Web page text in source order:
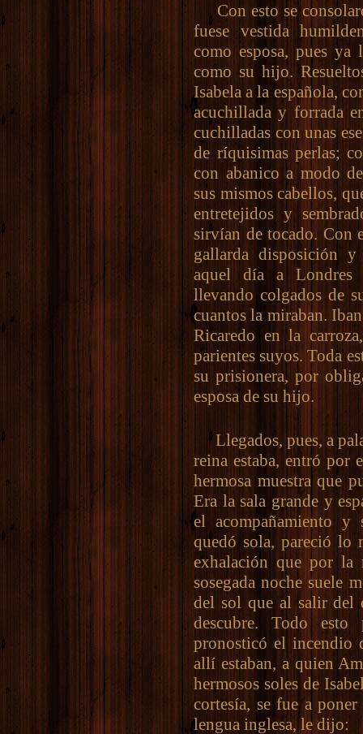
Con esto se
fuese vestida
como esposa, pues
como su hijo.
Isabela a la española,
acuchillada y forrada
cuchilladas con unas
de ríquisimas perlas;
con abanico a modo
sus mismos cabellos,
entretejidos y
sirvían de tocado. Con
gallarda disposición y
aquel día a Londres
llevando colgados de
cuantos la miraban.
Ricaredo en la
parientes suyos. Toda
su prisionera, por
esposa de su hijo.
Llegados, pues, a
reina estaba, entró por
hermosa muestra que
Era la sala grande y
el acompañamiento y
quedó sola, pareció lo
exhalación que por la
sosegada noche suele
del sol que al salir del
descubre. Todo
pronosticó el incendio
allí estaban, a quien
hermosos soles de
cortesía, se fue a
lengua inglesa, le dijo: